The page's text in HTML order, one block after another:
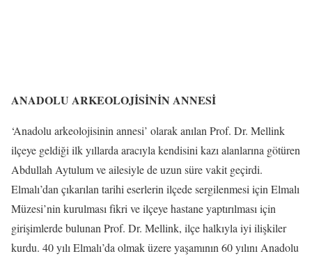
ANADOLU ARKEOLOJİSİNİN ANNESİ
‘Anadolu arkeolojisinin annesi’ olarak anılan Prof. Dr. Mellink
ilçeye geldiği ilk yıllarda aracıyla kendisini kazı alanlarına götüren
Abdullah Aytulum ve ailesiyle de uzun süre vakit geçirdi.
Elmalı’dan çıkarılan tarihi eserlerin ilçede sergilenmesi için Elmalı
Müzesi’nin kurulması fikri ve ilçeye hastane yaptırılması için
girişimlerde bulunan Prof. Dr. Mellink, ilçe halkıyla iyi ilişkiler
kurdu. 40 yılı Elmalı’da olmak üzere yaşamının 60 yılını Anadolu